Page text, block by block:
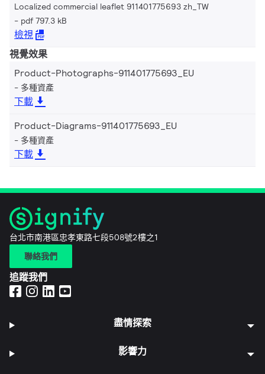
Localized commercial leaflet 911401775693 zh_TW
pdf 797.3 kB
檢視
視覺效果
Product-Photographs-911401775693_EU
多種資產
下載
Product-Diagrams-911401775693_EU
多種資產
下載
台北市南港區忠孝東路七段508號2樓之1
聯絡我們
追蹤我們
盡情探索
影響力